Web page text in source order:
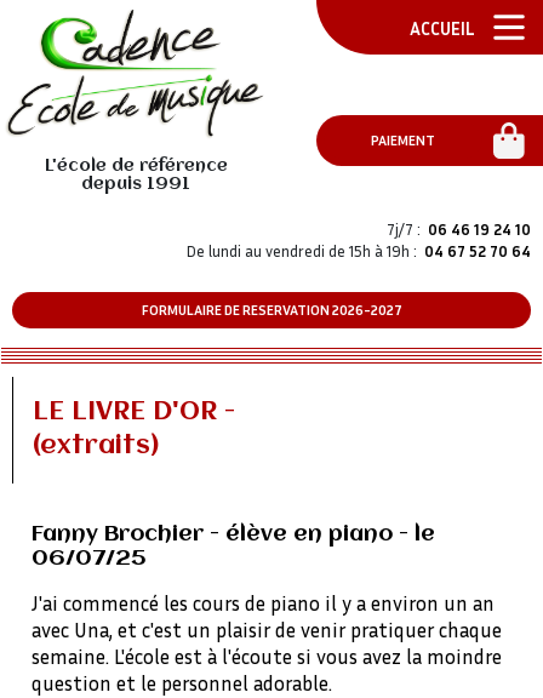
L'école de référence
depuis 1991
ACCUEIL
PAIEMENT
7j/7 : 06 46 19 24 10
De lundi au vendredi de 15h à 19h : 04 67 52 70 64
FORMULAIRE DE RESERVATION 2026-2027
LE LIVRE D'OR -
(extraits)
Fanny Brochier - élève en piano - le
06/07/25
J'ai commencé les cours de piano il y a environ un an
avec Una, et c'est un plaisir de venir pratiquer chaque
semaine. L'école est à l'écoute si vous avez la moindre
question et le personnel adorable.